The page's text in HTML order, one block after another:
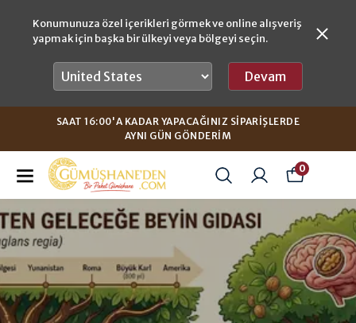
Konumunuza özel içerikleri görmek ve online alışveriş
yapmak için başka bir ülkeyi veya bölgeyi seçin.
Devam
SAAT 16:00'A KADAR YAPACAĞINIZ SIPARIŞLERDE
AYNI GÜN GÖNDERIM
0